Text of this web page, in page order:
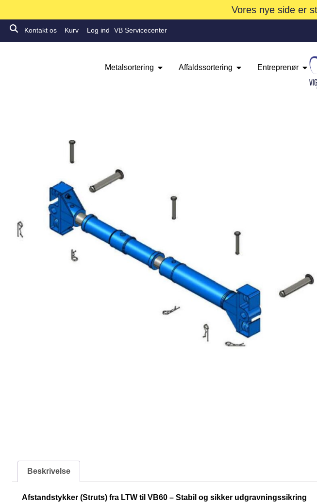
Vores nye side er
Kontakt os Kurv Log ind VB Servicecenter
Metalsortering Affaldssortering Entreprenør
Beskrivelse
Afstandstykker (Struts) fra LTW til VB60 – Stabil og sikker udgravningssikring